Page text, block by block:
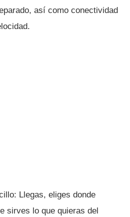
así­ como conectividad
Llegas, eliges donde
sirves lo que quieras del